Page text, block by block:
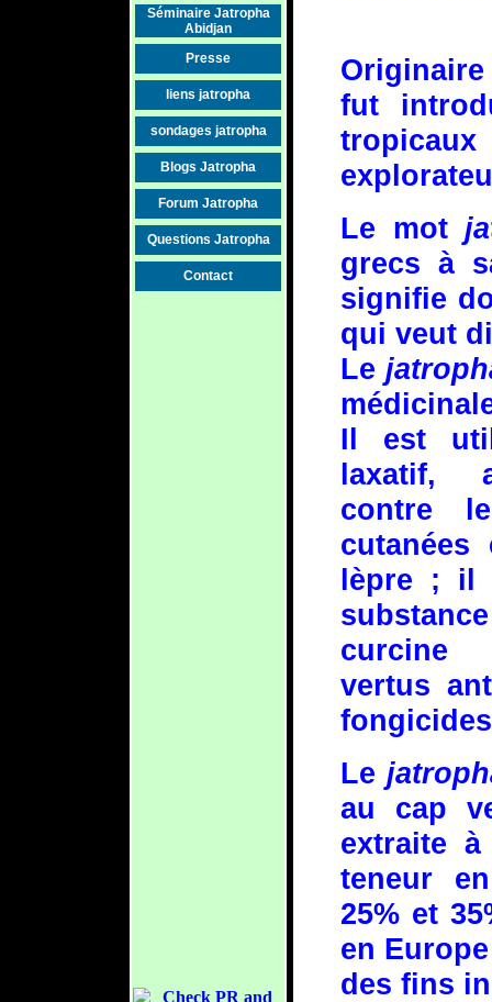
Séminaire Jatropha
Abidjan
Presse
liens jatropha
sondages jatropha
Blogs Jatropha
Forum Jatropha
Questions Jatropha
Contact
fut
Le mot
grecs à
signifie
qui veut
Le
Il est
laxatif,
contre
lèpre ; il
curcine
vertus
Le
au cap
extraite
teneur
25% et
en
des fins